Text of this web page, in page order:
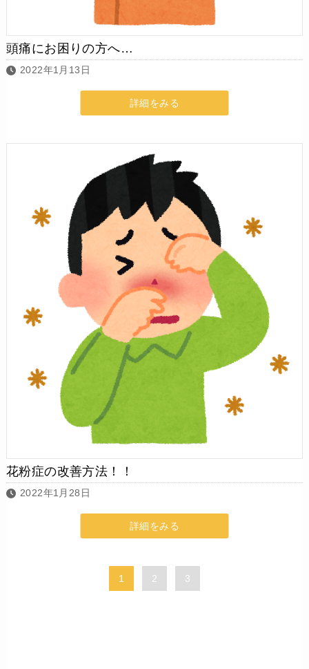
頭痛にお困りの方へ…
2022年1月13日
詳細をみる
花粉症の改善方法！！
2022年1月28日
詳細をみる
1 2 3